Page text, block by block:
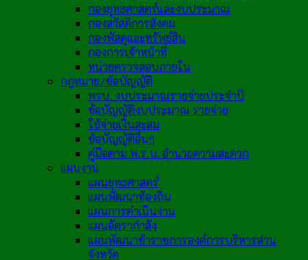
กองยุทธศาสตร์และงบประมาณ
กองสวัสดิการสังคม
กองพัสดุและทรัพย์สิน
กองการเจ้าหน้าที่
หน่วยตรวจสอบภายใน
กฎหมาย/ข้อบัญญัติ
พรบ. งบประมาณรายจ่ายประจำปี
ข้อบัญญัติงบประมาณ รายจ่าย
ใช้จ่ายเงินสะสม
ข้อบัญญัติอื่นๆ
คู่มือตาม พ.ร.บ. อำนวยความสะดวก
แผนงาน
แผนยุทธศาสตร์
แผนพัฒนาท้องถิ่น
แผนการดำเนินงาน
แผนอัตรากำลัง
แผนพัฒนาข้าราชการองค์การบริหารส่วน
จังหวัด